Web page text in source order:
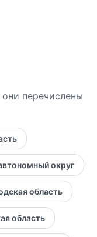
перечислены
округ
область
область